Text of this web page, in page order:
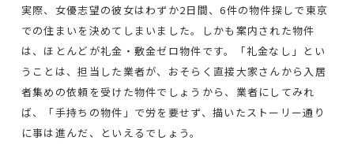
実際、女優志望の彼女はわずか2日間、6件の物件探しで東京
での住まいを決めてしまいました。しかも案内された物件
は、ほとんどが礼金・敷金ゼロ物件です。「礼金なし」とい
うことは、担当した業者が、おそらく直接大家さんから入居
者集めの依頼を受けた物件でしょうから、業者にしてみれ
ば、「手持ちの物件」で労を要せず、描いたストーリー通り
に事は進んだ、といえるでしょう。